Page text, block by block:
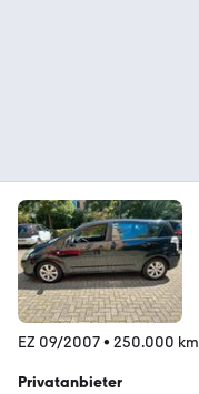
EZ 09/2007• 250.000 km
Privatanbieter